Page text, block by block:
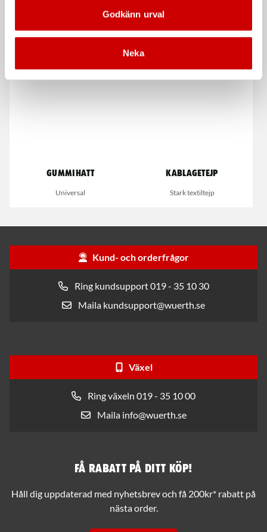
Godkänn urval
Neka
Würth Mini, förstärkt
Gummihatt
Universal
Kablagetejp
Stark textiltejp
Kund- och orderfrågor
Ring kundsupport 019 - 35 10 30
Maila kundsupport@wuerth.se
Växel
Ring växeln 019 - 35 10 00
Maila info@wuerth.se
Få rabatt på ditt köp!
Håll dig uppdaterad med nyhetsbrev och få 200kr* rabatt på
nästa order.